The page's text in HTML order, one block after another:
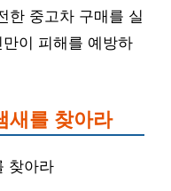
한 중고차 구매를 실
이 피해를 예방하
새를 찾아라
찾아라